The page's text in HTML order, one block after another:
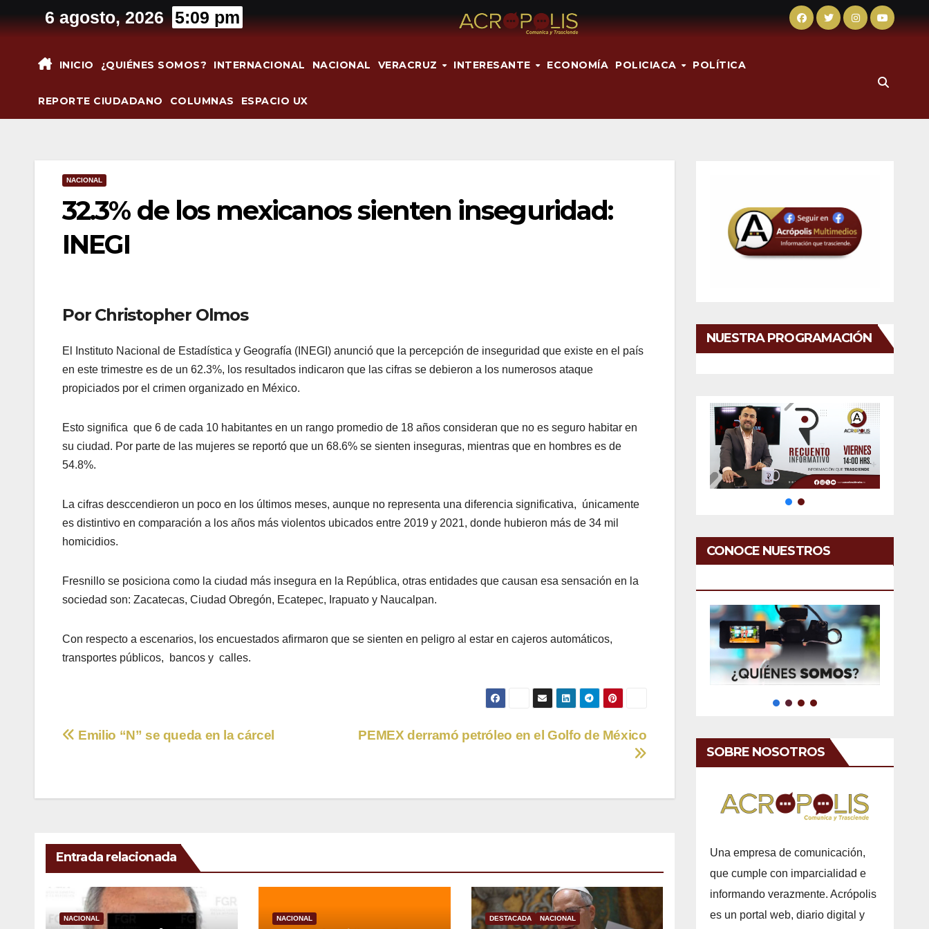
al
6 agosto, 2026 5:09 pm
INICIO ¿QUIÉNES SOMOS? INTERNACIONAL NACIONAL VERACRUZ INTERESANTE ECONOMÍA POLICIACA POLÍTICA
REPORTE CIUDADANO COLUMNAS ESPACIO UX
NACIONAL
32.3% de los mexicanos sienten inseguridad:
INEGI
Por Christopher Olmos
El Instituto Nacional de Estadística y Geografía (INEGI) anunció que la percepción de inseguridad que existe en el país
en este trimestre es de un 62.3%, los resultados indicaron que las cifras se debieron a los numerosos ataque
propiciados por el crimen organizado en México.
Esto significa que 6 de cada 10 habitantes en un rango promedio de 18 años consideran que no es seguro habitar en
su ciudad. Por parte de las mujeres se reportó que un 68.6% se sienten inseguras, mientras que en hombres es de
54.8%.
La cifras desccendieron un poco en los últimos meses, aunque no representa una diferencia significativa, únicamente
es distintivo en comparación a los años más violentos ubicados entre 2019 y 2021, donde hubieron más de 34 mil
homicidios.
Fresnillo se posiciona como la ciudad más insegura en la República, otras entidades que causan esa sensación en la
sociedad son: Zacatecas, Ciudad Obregón, Ecatepec, Irapuato y Naucalpan.
Con respecto a escenarios, los encuestados afirmaron que se sienten en peligro al estar en cajeros automáticos,
transportes públicos, bancos y calles.
Navegación
entradas
PEMEX derramó petróleo en el Golfo de México
Emilio “N” se queda en la cárcel
Entrada relacionada
NACIONAL NACIONAL DESTACADA NACIONAL
NUESTRA PROGRAMACIÓN
CONOCE NUESTROS
SOBRE NOSOTROS
Una empresa de comunicación,
que cumple con imparcialidad e
informando verazmente. Acrópolis
es un portal web, diario digital y